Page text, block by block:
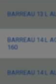
BARREAU 13 L
BARREAU 14 L
160
BARREAU 14 L